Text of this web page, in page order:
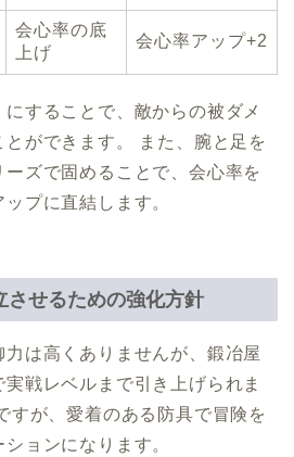
会心率の底
上げ
会心率アップ+2
することで、敵からの被ダメ
ができます。 また、腕と足を
ーズで固めることで、会心率を
プに直結します。
させるための強化方針
は高くありませんが、鍛冶屋
戦レベルまで引き上げられま
すが、愛着のある防具で冒険を
ョンになります。